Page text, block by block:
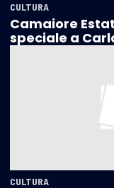
CULTURA
Camaiore
speciale a
CULTURA